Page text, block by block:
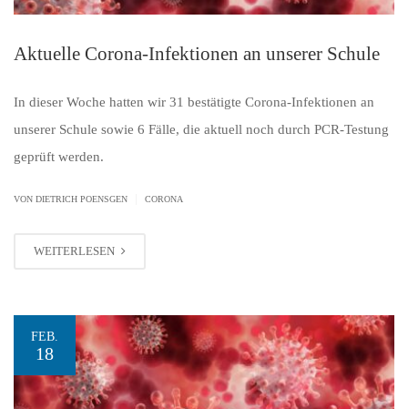
Aktuelle Corona-Infektionen an unserer Schule
In dieser Woche hatten wir 31 bestätigte Corona-Infektionen an
unserer Schule sowie 6 Fälle, die aktuell noch durch PCR-Testung
geprüft werden.
VON DIETRICH POENSGEN CORONA
WEITERLESEN
FEB.
18